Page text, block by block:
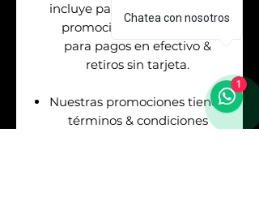
incluye pago con tarjetas. Las
promociones aplican solo
para pagos en efectivo &
retiros sin tarjeta.
Nuestras promociones tienen
términos & condiciones
Chatea con nosotros
1